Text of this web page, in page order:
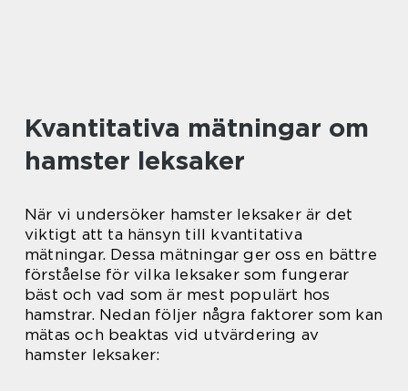
Kvantitativa mätningar om
hamster leksaker
När vi undersöker hamster leksaker är det
viktigt att ta hänsyn till kvantitativa
mätningar. Dessa mätningar ger oss en bättre
förståelse för vilka leksaker som fungerar
bäst och vad som är mest populärt hos
hamstrar. Nedan följer några faktorer som kan
mätas och beaktas vid utvärdering av
hamster leksaker: